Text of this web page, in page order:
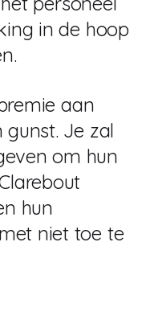
in de hoop
aan
Je zal
om hun
hun
niet toe te